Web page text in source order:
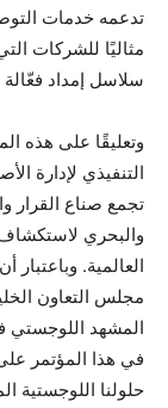
تدعمه خدمات
مثاليًا للشركات
سلاسل إمداد فعّالة
وتعليقًا على هذه
التنفيذي لإدارة
تجمع صناع القرار
والبحري
مجلس التعاون
المشهد اللوجستي
في هذا المؤتمر
حلولنا اللوجستية